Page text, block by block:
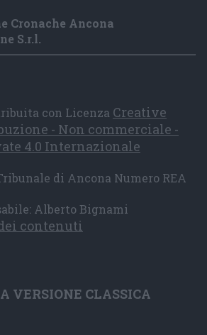
Cronache Ancona
S.r.l.
con Licenza Creative
- Non commerciale -
4.0 Internazionale
di Ancona Numero REA
Alberto Bignami
contenuti
VERSIONE CLASSICA